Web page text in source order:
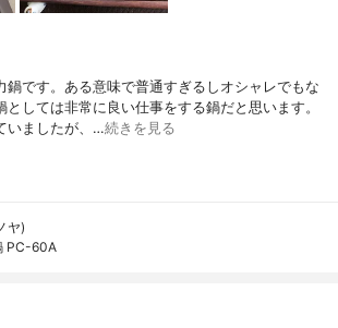
鍋です。ある意味で普通すぎるしオシャレでもな
としては非常に良い仕事をする鍋だと思います。
いましたが、…続きを見る
ヤ)
PC-60A